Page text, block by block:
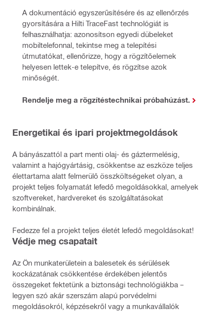
A dokumentáció egyszerűsítésére és az ellenőrzés
gyorsítására a Hilti TraceFast technológiát is
felhasználhatja: azonosítson egyedi dübeleket
mobiltelefonnal, tekintse meg a telepítési
útmutatókat, ellenőrizze, hogy a rögzítőelemek
helyesen lettek-e telepítve, és rögzítse azok
minőségét.
Rendelje meg a rögzítéstechnikai próbahúzást.
Energetikai és ipari projektmegoldások
A bányászattól a part menti olaj- és gáztermelésig,
valamint a hajógyártásig, csökkentse az eszköze teljes
élettartama alatt felmerülő összköltségeket olyan, a
projekt teljes folyamatát lefedő megoldásokkal, amelyek
szoftvereket, hardvereket és szolgáltatásokat
kombinálnak.
Fedezze fel a projekt teljes életét lefedő megoldásokat!
Védje meg csapatait
Az Ön munkaterületein a balesetek és sérülések
kockázatának csökkentése érdekében jelentős
összegeket fektetünk a biztonsági technológiákba –
legyen szó akár szerszám alapú porvédelmi
megoldásokról, képzésekről vagy a munkavállalók